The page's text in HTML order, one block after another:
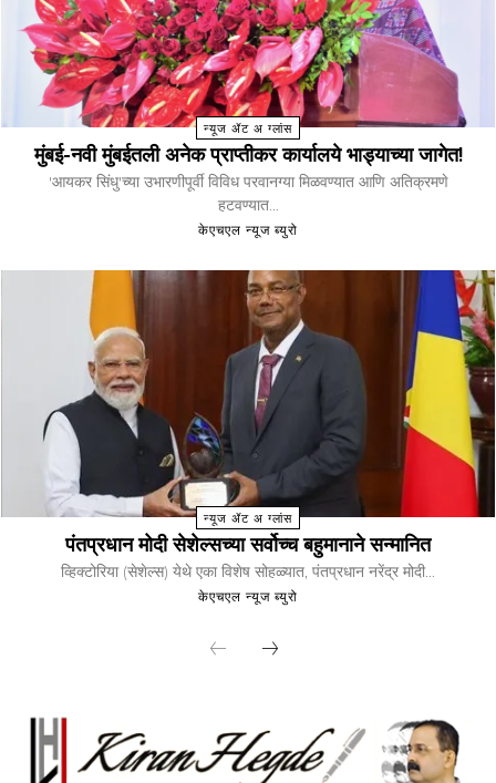
न्यूज ॲट अ ग्लांस
मुंबई-नवी मुंबईतली अनेक प्राप्तीकर कार्यालये भाड्याच्या जागेत!
'आयकर सिंधु'च्या उभारणीपूर्वी विविध परवानग्या मिळवण्यात आणि अतिक्रमणे
हटवण्यात...
केएचएल न्यूज ब्युरो
न्यूज ॲट अ ग्लांस
पंतप्रधान मोदी सेशेल्सच्या सर्वोच्च बहुमानाने सन्मानित
व्हिक्टोरिया (सेशेल्स) येथे एका विशेष सोहळ्यात, पंतप्रधान नरेंद्र मोदी...
केएचएल न्यूज ब्युरो